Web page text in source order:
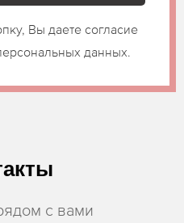
Вы даете согласие
данных.
с вами